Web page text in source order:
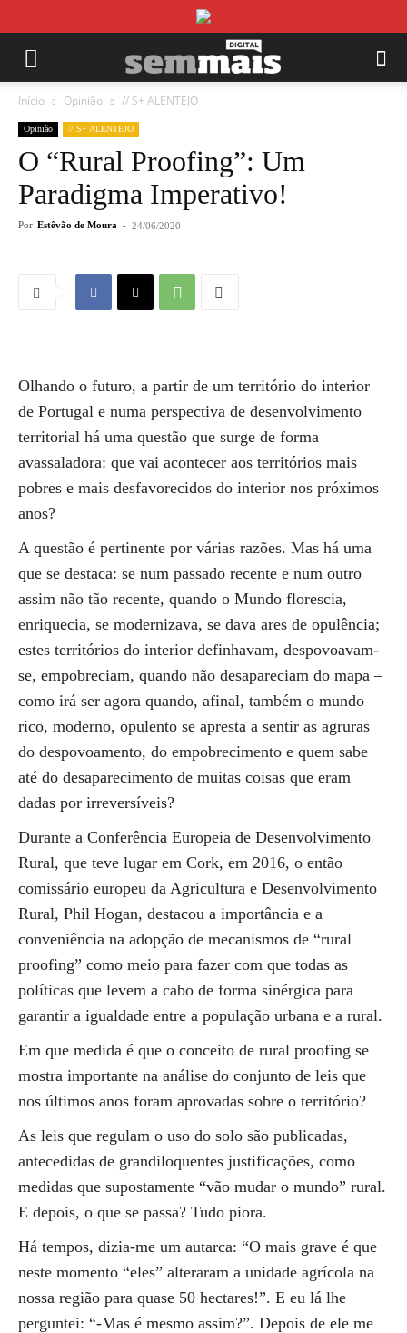
Início Opinião // S+ ALENTEJO
Opinião // S+ ALENTEJO
O “Rural Proofing”: Um
Paradigma Imperativo!
Por Estêvão de Moura - 24/06/2020
Olhando o futuro, a partir de um território do interior
de Portugal e numa perspectiva de desenvolvimento
territorial há uma questão que surge de forma
avassaladora: que vai acontecer aos territórios mais
pobres e mais desfavorecidos do interior nos próximos
anos?
A questão é pertinente por várias razões. Mas há uma
que se destaca: se num passado recente e num outro
assim não tão recente, quando o Mundo florescia,
enriquecia, se modernizava, se dava ares de opulência;
estes territórios do interior definhavam, despovoavam-
se, empobreciam, quando não desapareciam do mapa –
como irá ser agora quando, afinal, também o mundo
rico, moderno, opulento se apresta a sentir as agruras
do despovoamento, do empobrecimento e quem sabe
até do desaparecimento de muitas coisas que eram
dadas por irreversíveis?
Durante a Conferência Europeia de Desenvolvimento
Rural, que teve lugar em Cork, em 2016, o então
comissário europeu da Agricultura e Desenvolvimento
Rural, Phil Hogan, destacou a importância e a
conveniência na adopção de mecanismos de “rural
proofing” como meio para fazer com que todas as
políticas que levem a cabo de forma sinérgica para
garantir a igualdade entre a população urbana e a rural.
Em que medida é que o conceito de rural proofing se
mostra importante na análise do conjunto de leis que
nos últimos anos foram aprovadas sobre o território?
As leis que regulam o uso do solo são publicadas,
antecedidas de grandiloquentes justificações, como
medidas que supostamente “vão mudar o mundo” rural.
E depois, o que se passa? Tudo piora.
Há tempos, dizia-me um autarca: “O mais grave é que
neste momento “eles” alteraram a unidade agrícola na
nossa região para quase 50 hectares!”. E eu lá lhe
perguntei: “-Mas é mesmo assim?”. Depois de ele me